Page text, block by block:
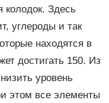
колодок. Здесь
углероды и так
находятся в
достигать 150. Из
уровень
этом все элементы